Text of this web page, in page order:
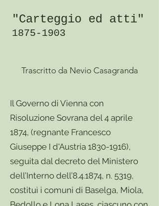
Trascritto da Nevio Casagranda
"Carteggio ed atti"
1875-1903
Il Governo di Vienna con
Risoluzione Sovrana del 4 aprile
1874, (regnante Francesco
Giuseppe I d'Austria 1830-1916),
seguita dal decreto del Ministero
dell’Interno dell’8.4.1874, n. 5319,
costituì i comuni di Baselga, Miola,